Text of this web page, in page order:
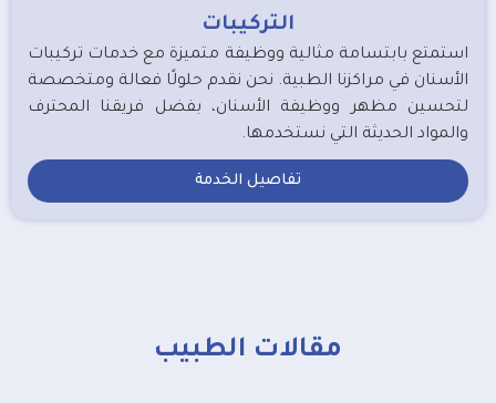
التركيبات
استمتع بابتسامة مثالية ووظيفة متميزة مع خدمات تركيبات
الأسنان في مراكزنا الطبية. نحن نقدم حلولًا فعالة ومتخصصة
لتحسين مظهر ووظيفة الأسنان، بفضل فريقنا المحترف
والمواد الحديثة التي نستخدمها.
تفاصيل الخدمة
مقالات الطبيب